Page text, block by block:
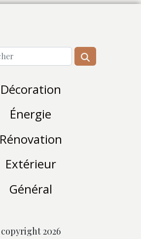
Décoration
Énergie
Rénovation
Extérieur
Général
copyright 2026